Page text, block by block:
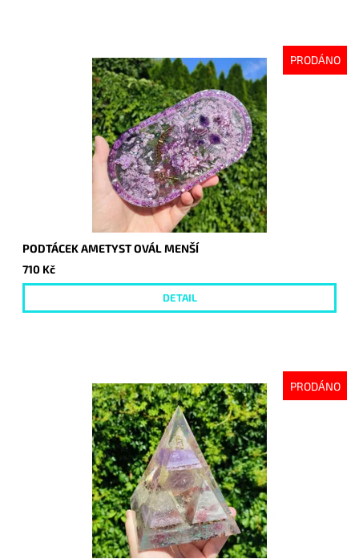
PRODÁNO
PODTÁCEK AMETYST OVÁL MENŠÍ
710 Kč
DETAIL
PRODÁNO